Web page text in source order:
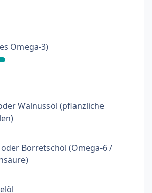
Omega-3): 33%
Walnussöl (pflanzliche
: 18%
Borretschöl (Omega-6 /
: 3%
: 18%